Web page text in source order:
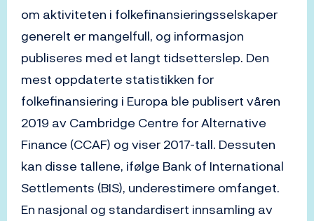
om aktiviteten i folkefinansieringsselskaper
generelt er mangelfull, og informasjon
publiseres med et langt tidsetterslep. Den
mest oppdaterte statistikken for
folkefinansiering i Europa ble publisert våren
2019 av Cambridge Centre for Alternative
Finance (CCAF) og viser 2017-tall. Dessuten
kan disse tallene, ifølge Bank of International
Settlements (BIS), underestimere omfanget.
En nasjonal og standardisert innsamling av